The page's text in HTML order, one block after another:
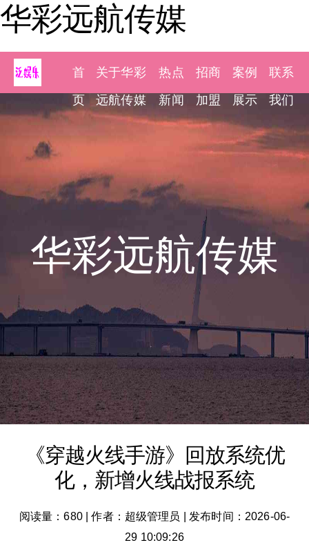
华彩远航传媒
首
页
关于华彩
远航传媒
热点
新闻
招商
加盟
案例
展示
联系
我们
华彩远航传媒
《穿越火线手游》回放系统优
化，新增火线战报系统
阅读量：680|作者：超级管理员
发布时间：2026-06-
29 10:09:26